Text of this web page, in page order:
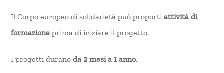
Il Corpo europeo di solidarietà può proportiattività di
formazione prima di iniziare il progetto.
I progetti duranoda 2 mesi a1 anno.